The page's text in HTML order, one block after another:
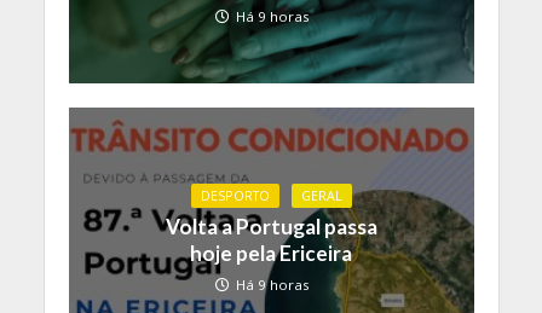
Há 9 horas
DESPORTO GERAL
Volta a Portugal passa
hoje pela Ericeira
Há 9 horas